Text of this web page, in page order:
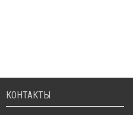
КОНТАКТЫ